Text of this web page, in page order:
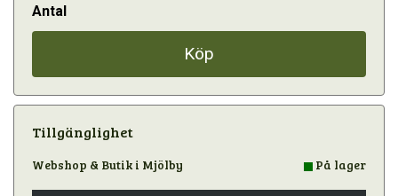
Antal
Köp
Tillgänglighet
Webshop & Butik i Mjölby På lager